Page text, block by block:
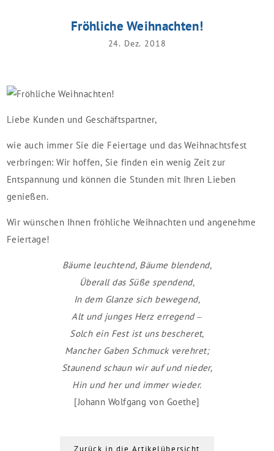
Fröhliche Weihnachten!
24. Dez. 2018
Liebe Kunden und Geschäftspartner,
wie auch immer Sie die Feiertage und das Weihnachtsfest
verbringen: Wir hoffen, Sie finden ein wenig Zeit zur
Entspannung und können die Stunden mit Ihren Lieben
genießen.
Wir wünschen Ihnen fröhliche Weihnachten und angenehme
Feiertage!
Bäume leuchtend, Bäume blendend,
Überall das Süße spendend,
In dem Glanze sich bewegend,
Alt und junges Herz erregend –
Solch ein Fest ist uns bescheret,
Mancher Gaben Schmuck verehret;
Staunend schaun wir auf und nieder,
Hin und her und immer wieder.
[Johann Wolfgang von Goethe]
Zurück in die Artikelübersicht